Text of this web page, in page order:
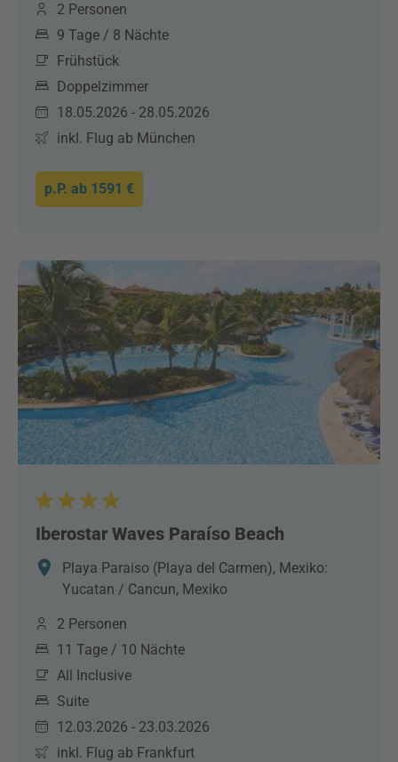
2 Personen
9 Tage / 8 Nächte
Frühstück
Doppelzimmer
18.05.2026 - 28.05.2026
inkl. Flug ab München
p.P. ab 1591 €
Iberostar Waves Paraíso Beach
Playa Paraiso (Playa del Carmen), Mexiko:
Yucatan / Cancun, Mexiko
2 Personen
11 Tage / 10 Nächte
All Inclusive
Suite
12.03.2026 - 23.03.2026
inkl. Flug ab Frankfurt